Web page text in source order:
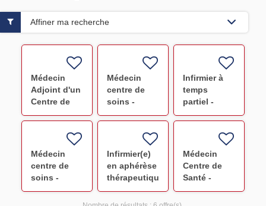
Médecin
Adjoint d'un
Centre de
santé F/H
Médecin
centre de
soins -
Versailles
Infirmier à
temps
partiel -
Centre de
(horaire de
journée) F/H
Médecin
centre de
soins -
Robert
Infirmier(e)
en aphérèse
thérapeutique
F/H
Médecin
Centre de
Santé -
Poitiers F/H
Affiner ma recherche